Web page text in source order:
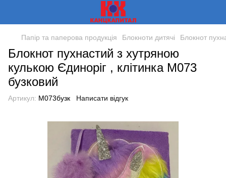
Папір та паперова продукція Блокноти дитячі Блокнот
Блокнот пухнастий з хутряною
кулькою Єдиноріг , клітинка М073
бузковий
Артикул: М073бузк Написати відгук